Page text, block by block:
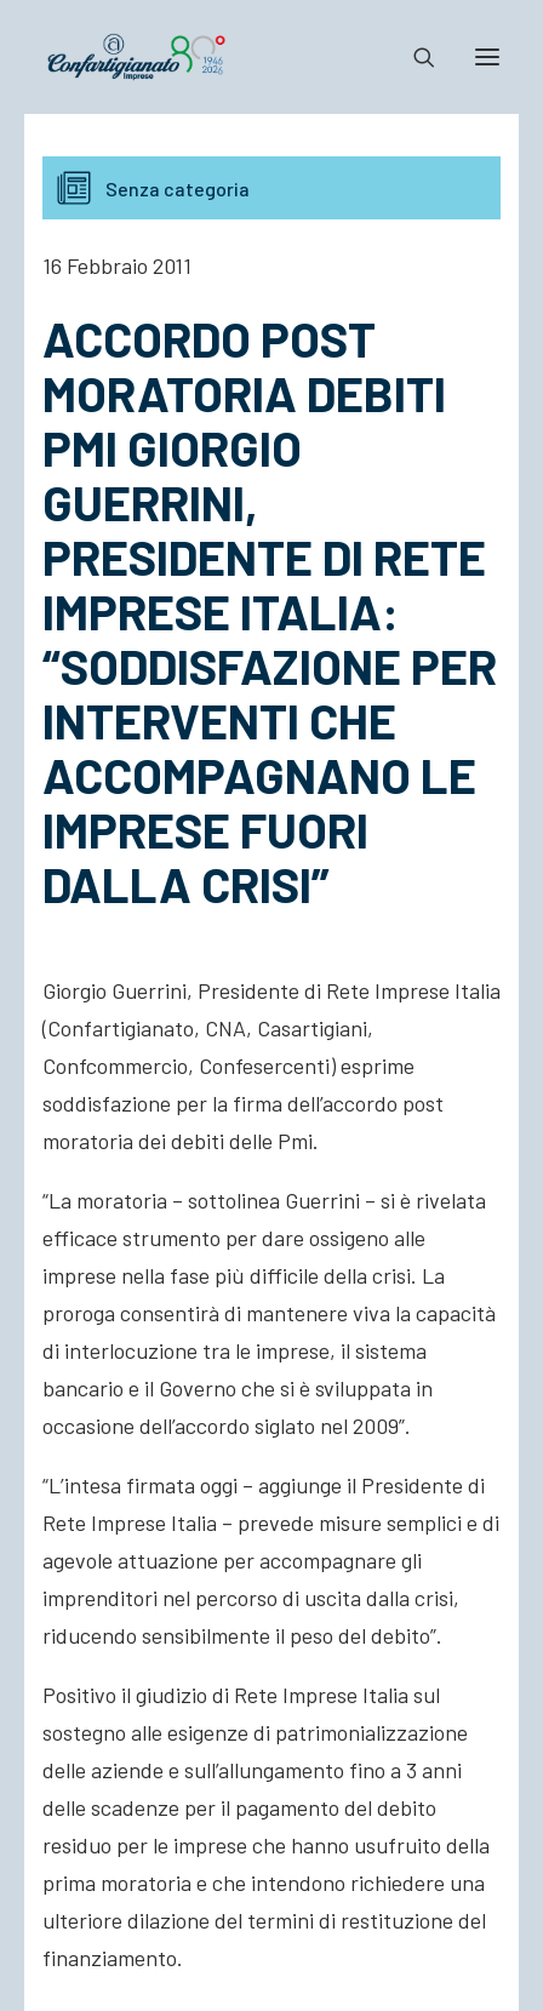
Notizie e Documenti
Confartigianato
Cosa Facciamo
ACCEDI
Senza categoria
16 Febbraio 2011
ACCORDO POST
MORATORIA DEBITI
PMI GIORGIO
GUERRINI,
PRESIDENTE DI RETE
IMPRESE ITALIA:
“SODDISFAZIONE PER
INTERVENTI CHE
ACCOMPAGNANO LE
IMPRESE FUORI
DALLA CRISI”
Giorgio Guerrini, Presidente di Rete Imprese Italia
(Confartigianato, CNA, Casartigiani,
Confcommercio, Confesercenti) esprime
soddisfazione per la firma dell’accordo post
moratoria dei debiti delle Pmi.
“La moratoria – sottolinea Guerrini – si è rivelata
efficace strumento per dare ossigeno alle
imprese nella fase più difficile della crisi. La
proroga consentirà di mantenere viva la capacità
di interlocuzione tra le imprese, il sistema
bancario e il Governo che si è sviluppata in
occasione dell’accordo siglato nel 2009”.
“L’intesa firmata oggi – aggiunge il Presidente di
Rete Imprese Italia – prevede misure semplici e di
agevole attuazione per accompagnare gli
imprenditori nel percorso di uscita dalla crisi,
riducendo sensibilmente il peso del debito”.
Positivo il giudizio di Rete Imprese Italia sul
sostegno alle esigenze di patrimonializzazione
delle aziende e sull’allungamento fino a 3 anni
delle scadenze per il pagamento del debito
residuo per le imprese che hanno usufruito della
prima moratoria e che intendono richiedere una
ulteriore dilazione del termini di restituzione del
finanziamento.